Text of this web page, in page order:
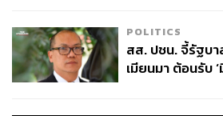
POLITICS
สส. ปชน. จี้รัฐบ
เมียนมา ต้อนรับ